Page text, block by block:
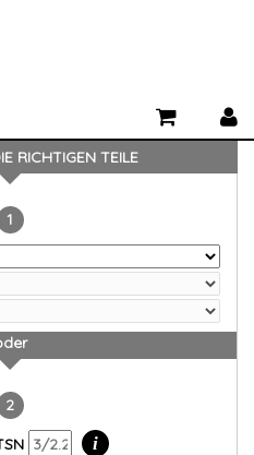
RICHTIGEN TEILE
1
2
i